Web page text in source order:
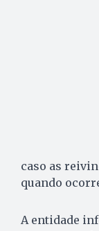
caso as
quando
A entidade